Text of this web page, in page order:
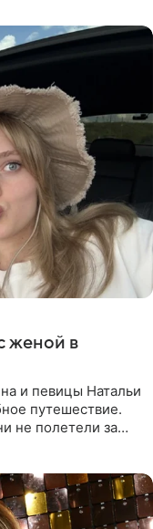
женой в
и певицы Натальи
путешествие.
не полетели за